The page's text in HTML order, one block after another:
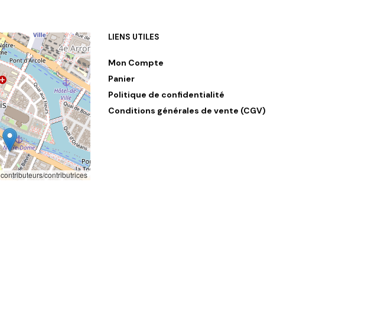
contributeurs/contributrices
LIENS UTILES
Mon Compte
Panier
Politique de confidentialité
Conditions générales de vente (CGV)